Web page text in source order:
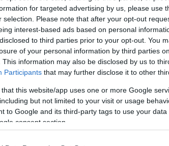
for targeted advertising by us, please use
selection. Please note that after your opt-out
interest-based ads based on personal
to third parties prior to your opt-out. You
of your personal information by third parties
This information may also be disclosed by us to
Participants that may further disclose it to other
that this website/app uses one or more Google
but not limited to your visit or usage
to Google and its third-party tags to use your
consent section.
bet kļavu sīrupa vietā derēs arī